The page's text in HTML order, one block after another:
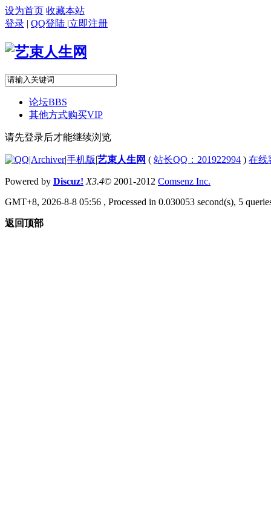
设为首页 收藏本站
登录 | QQ登陆 |立即注册
论坛BBS
其他方式购买VIP
请先登录后才能继续浏览
|Archiver|手机版|艺束人生网 ( 站长QQ：201922994 ) 在线
Powered by Discuz! X3.4© 2001-2012 Comsenz Inc.
GMT+8, 2026-8-8 05:56 , Processed in 0.030053 second(s), 5
返回顶部